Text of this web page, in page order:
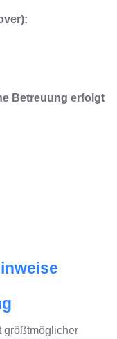
Betreuung erfolgt
größtmöglicher